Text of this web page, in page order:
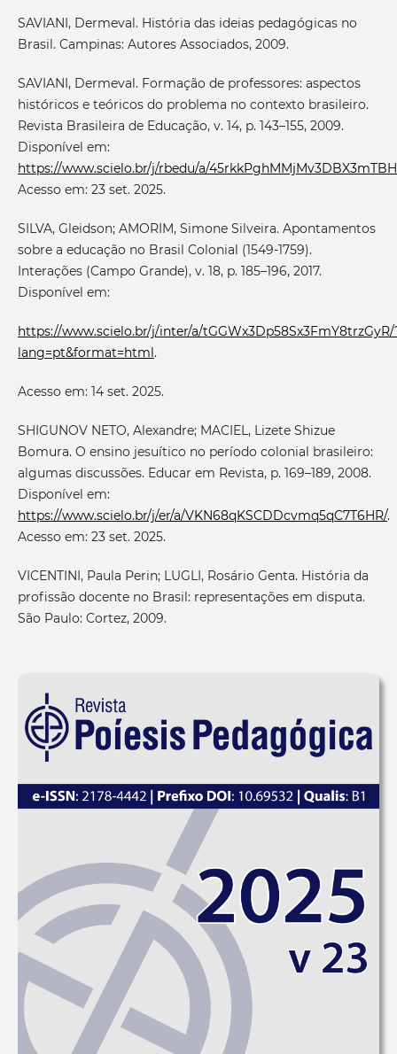
SAVIANI, Dermeval. História das ideias pedagógicas no
Brasil. Campinas: Autores Associados, 2009.
SAVIANI, Dermeval. Formação de professores: aspectos
históricos e teóricos do problema no contexto brasileiro.
Revista Brasileira de Educação, v. 14, p. 143–155, 2009.
Disponível em:
https://www.scielo.br/j/rbedu/a/
Acesso em: 23 set. 2025.
SILVA, Gleidson; AMORIM, Simone Silveira. Apontamentos
sobre a educação no Brasil Colonial (1549-1759).
Interações (Campo Grande), v. 18, p. 185–196, 2017.
Disponível em:
https://www.scielo.br/j/inter/a/tGGWx3Dp58Sx3FmY8trzGyR/
lang=pt&format=html.
Acesso em: 14 set. 2025.
SHIGUNOV NETO, Alexandre; MACIEL, Lizete Shizue
Bomura. O ensino jesuítico no período colonial brasileiro:
algumas discussões. Educar em Revista, p. 169–189, 2008.
Disponível em:
https://www.scielo.br/j/er/a/VKN68qKSCDDcvmq5qC7T6HR/.
Acesso em: 23 set. 2025.
VICENTINI, Paula Perin; LUGLI, Rosário Genta. História da
profissão docente no Brasil: representações em disputa.
São Paulo: Cortez, 2009.